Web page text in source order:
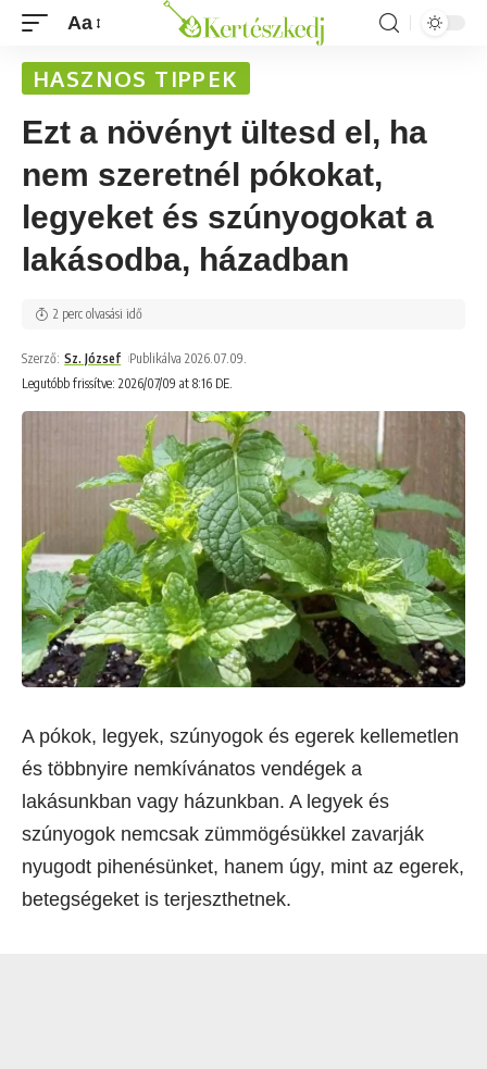
Aa
HASZNOS TIPPEK
Ezt a növényt ültesd el, ha
nem szeretnél pókokat,
legyeket és szúnyogokat a
lakásodba, házadban
Legutóbb frissítve: 2026/07/09 at 8:16 DE.
Szerző: Sz. József Publikálva 2026.07.09.
2 perc olvasási idő
A pókok, legyek, szúnyogok és egerek kellemetlen
és többnyire nemkívánatos vendégek a
lakásunkban vagy házunkban. A legyek és
szúnyogok nemcsak zümmögésükkel zavarják
nyugodt pihenésünket, hanem úgy, mint az egerek,
betegségeket is terjeszthetnek.